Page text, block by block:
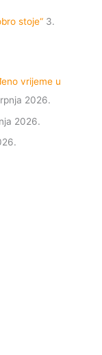
stoje“ 3.
vrijeme u
2026.
2026.